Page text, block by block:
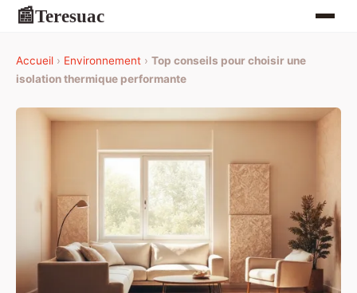
📰Teresuac
Accueil › Environnement › Top conseils pour choisir une
isolation thermique performante